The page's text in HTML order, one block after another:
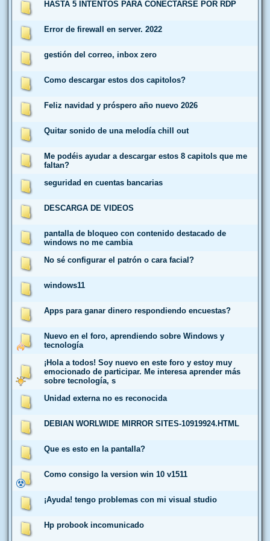
HASTA 5 INTENTOS PARA CONECTARSE POR RDP
Error de firewall en server. 2022
gestión del correo, inbox zero
Como descargar estos dos capitolos?
Feliz navidad y próspero año nuevo 2026
Quitar sonido de una melodía chill out
Me podéis ayudar a descargar estos 8 capitols que me
faltan?
seguridad en cuentas bancarias
DESCARGA DE VIDEOS
pantalla de bloqueo con contenido destacado de
windows no me cambia
No sé configurar el patrón o cara facial?
windows11
Apps para ganar dinero respondiendo encuestas?
Nuevo en el foro, aprendiendo sobre Windows y
tecnología
¡Hola a todos! Soy nuevo en este foro y estoy muy
emocionado de participar. Me interesa aprender más
sobre tecnología, s
Unidad externa no es reconocida
DEBIAN WORLWIDE MIRROR SITES-10919924.HTML
Que es esto en la pantalla?
Como consigo la version win 10 v1511
¡Ayuda! tengo problemas con mi visual studio
Hp probook incomunicado